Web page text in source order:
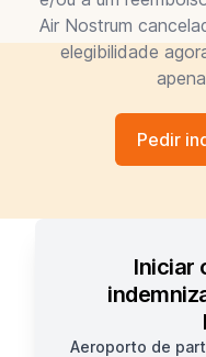
Air Nostrum
elegibilidade
Pedir
Iniciar
Aeroporto de